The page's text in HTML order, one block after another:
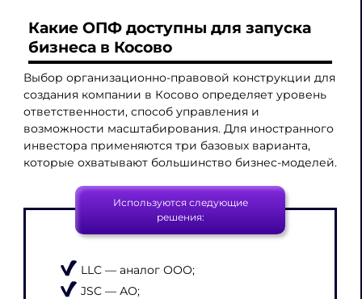
Какие ОПФ доступны для запуска
бизнеса в Косово
Выбор организационно-правовой конструкции для
создания компании в Косово определяет уровень
ответственности, способ управления и
возможности масштабирования. Для иностранного
инвестора применяются три базовых варианта,
которые охватывают большинство бизнес-моделей.
Используются следующие
решения:
LLC — аналог ООО;
JSC — АО;